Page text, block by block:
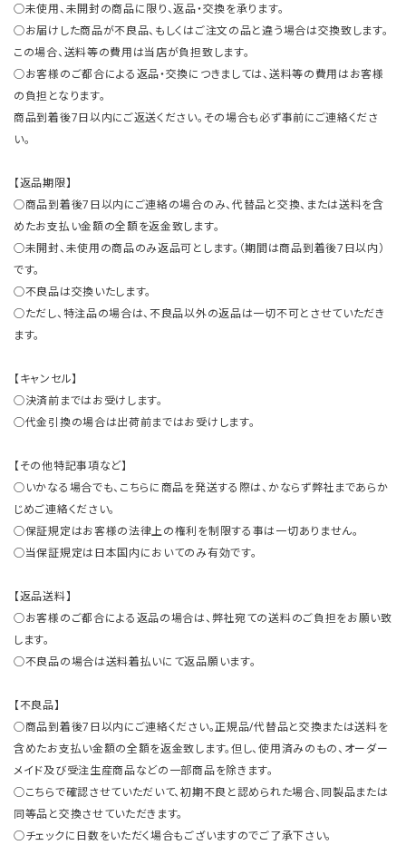
○未使用、未開封の商品に限り、返品・交換を承ります。
○お届けした商品が不良品、もしくはご注文の品と違う場合は交換致します。
この場合、送料等の費用は当店が負担致します。
○お客様のご都合による返品・交換につきましては、送料等の費用はお客様
の負担となります。
商品到着後7日以内にご返送ください。その場合も必ず事前にご連絡くださ
い。
【返品期限】
○商品到着後7日以内にご連絡の場合のみ、代替品と交換、または送料を含
めたお支払い金額の全額を返金致します。
○未開封、未使用の商品のみ返品可とします。（期間は商品到着後7日以内）
です。
○不良品は交換いたします。
○ただし、特注品の場合は、不良品以外の返品は一切不可とさせていただき
ます。
【キャンセル】
○決済前まではお受けします。
○代金引換の場合は出荷前まではお受けします。
【その他特記事項など】
○いかなる場合でも、こちらに商品を発送する際は、かならず弊社まであらか
じめご連絡ください。
○保証規定はお客様の法律上の権利を制限する事は一切ありません。
○当保証規定は日本国内においてのみ有効です。
【返品送料】
○お客様のご都合による返品の場合は、弊社宛ての送料のご負担をお願い致
します。
○不良品の場合は送料着払いにて返品願います。
【不良品】
○商品到着後7日以内にご連絡ください。正規品/代替品と交換または送料を
含めたお支払い金額の全額を返金致します。但し、使用済みのもの、オーダー
メイド及び受注生産商品などの一部商品を除きます。
○こちらで確認させていただいて、初期不良と認められた場合、同製品または
同等品と交換させていただきます。
○チェックに日数をいただく場合もございますのでご了承下さい。